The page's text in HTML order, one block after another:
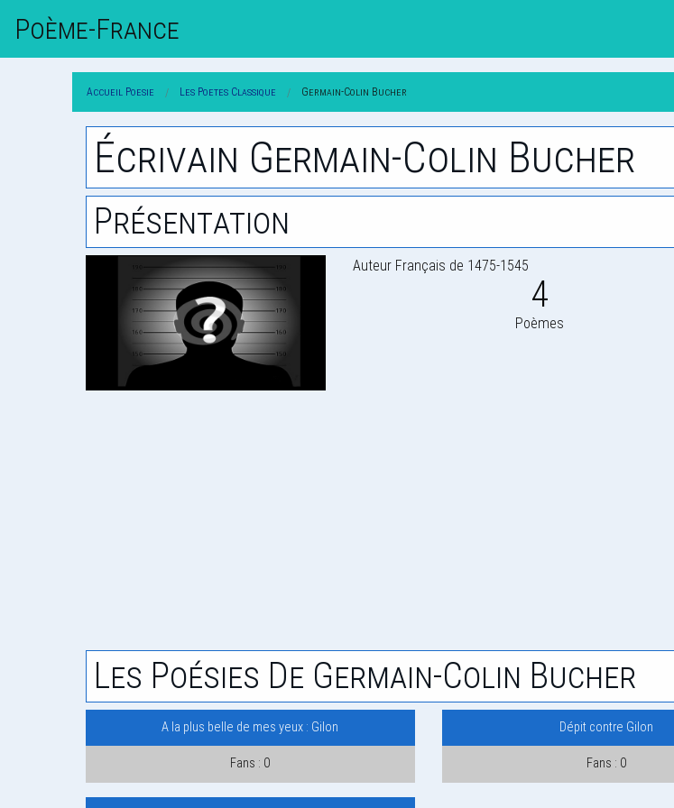
Poème-FrAnce
Accueil Poesie Les Poetes Classique Germain-Colin Bucher
Écrivain Germain-Colin Bucher
Présentation
Auteur Français de 1475-1545
4
Poèmes
Les Poésies De Germain-Colin Bucher
A la plus belle de mes yeux : Gilon
Fans : 0
Dépit contre Gilon
Fans : 0